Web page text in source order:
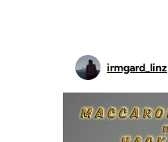
irmgard_linz